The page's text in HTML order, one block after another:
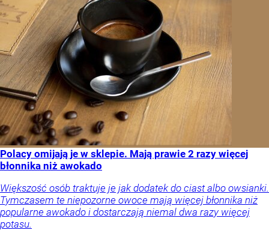
Polacy omijają je w sklepie. Mają prawie 2 razy więcej
błonnika niż awokado
Większość osób traktuje je jak dodatek do ciast albo owsianki.
Tymczasem te niepozorne owoce mają więcej błonnika niż
popularne awokado i dostarczają niemal dwa razy więcej
potasu.